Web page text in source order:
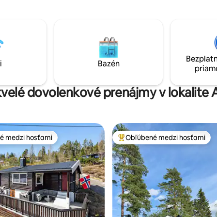
Bazén
dovolenkové prenájmy v lokalite
medzi hosťami
medzi hosťami Najobľúbenejšie medzi hosťami
Obľúbené medzi hosťami